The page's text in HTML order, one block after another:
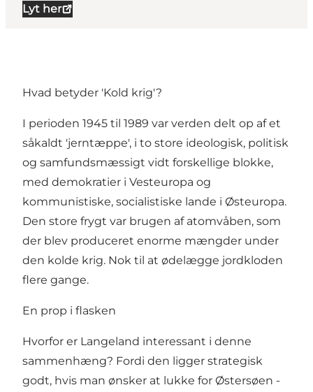
Lyt her
Hvad betyder 'Kold krig'?
I perioden 1945 til 1989 var verden delt op af et
såkaldt 'jerntæppe', i to store ideologisk, politisk
og samfundsmæssigt vidt forskellige blokke,
med demokratier i Vesteuropa og
kommunistiske, socialistiske lande i Østeuropa.
Den store frygt var brugen af atomvåben, som
der blev produceret enorme mængder under
den kolde krig. Nok til at ødelægge jordkloden
flere gange.
En prop i flasken
Hvorfor er Langeland interessant i denne
sammenhæng? Fordi den ligger strategisk
godt, hvis man ønsker at lukke for Østersøen -